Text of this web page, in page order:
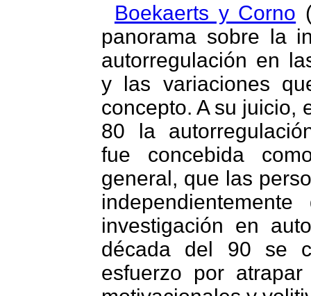
Boekaerts y Corno
panorama sobre la
autorregulación en
y las variaciones
concepto. A su juicio,
80 la
fue concebida
general, que las
investigación en
década del 90 se
esfuerzo por